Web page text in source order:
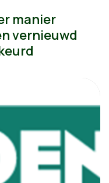
manier
vernieuwd